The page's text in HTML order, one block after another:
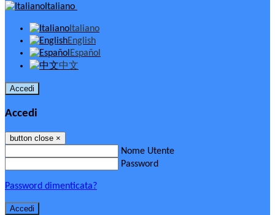
Italiano
Italiano
English
Español
中文
Accedi
Accedi
button close ×
Nome Utente
Password
Password dimenticata?